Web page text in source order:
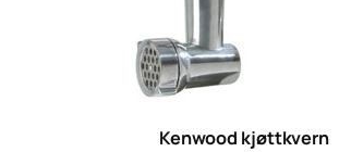
Kenwood kjøttkvern